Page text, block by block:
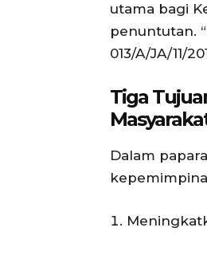
utama bagi
penuntutan.
013/A/JA/11/
Tiga
Dalam